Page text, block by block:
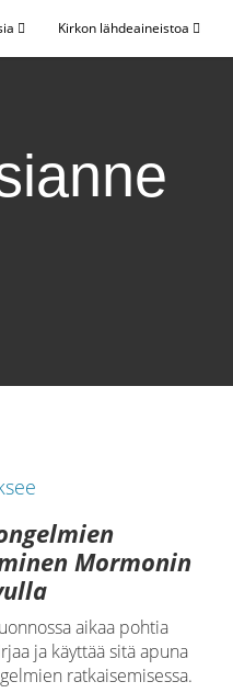
Kirkon lähdeaineistoa
Mormonin
aikaa pohtia
ja käyttää sitä apuna
ratkaisemisessa.